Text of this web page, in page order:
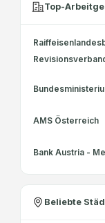
Top-
AMS Österreich
Bank Austria -
Beliebte